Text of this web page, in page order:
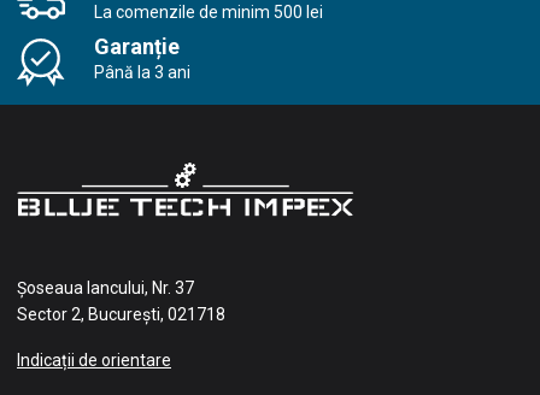
La comenzile de minim 500 lei
Garanție
Până la 3 ani
Șoseaua Iancului, Nr. 37
Sector 2, București, 021718
Indicații de orientare